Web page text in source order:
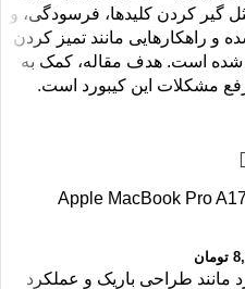
گیر کردن کلیدها، فرسودگی، و
و راهکارهایی مانند تمیز کردن
شده است. هدف مقاله، کمک به
رفع مشکلات این کیبورد است.
تومان
مانند طراحی باریک و عملکرد